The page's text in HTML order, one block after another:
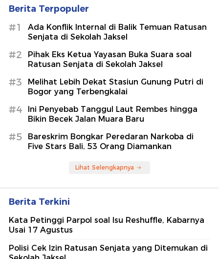
Berita Terpopuler
#1
Ada Konflik Internal di Balik Temuan Ratusan
Senjata di Sekolah Jaksel
#2
Pihak Eks Ketua Yayasan Buka Suara soal
Ratusan Senjata di Sekolah Jaksel
#3
Melihat Lebih Dekat Stasiun Gunung Putri di
Bogor yang Terbengkalai
#4
Ini Penyebab Tanggul Laut Rembes hingga
Bikin Becek Jalan Muara Baru
#5
Bareskrim Bongkar Peredaran Narkoba di
Five Stars Bali, 53 Orang Diamankan
Lihat Selengkapnya
Berita Terkini
Kata Petinggi Parpol soal Isu Reshuffle, Kabarnya
Usai 17 Agustus
Polisi Cek Izin Ratusan Senjata yang Ditemukan di